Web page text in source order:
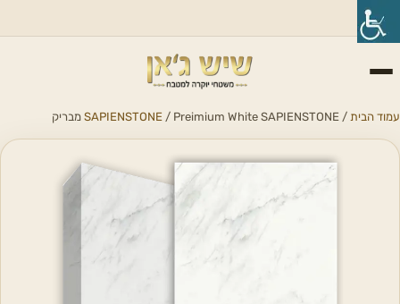
עמוד הבית /
SAPIENSTONE / Preimium White SAPIENSTONE מבריק